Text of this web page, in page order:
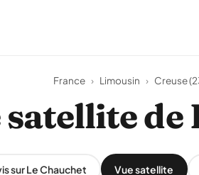
France › Limousin › Creuse
satellite de
sur Le Chauchet Vue satellite